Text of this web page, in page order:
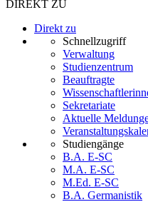
DIREKT ZU
Direkt zu
Schnellzugriff
Verwaltung
Studienzentrum
Beauftragte
Sekretariate
Aktuelle
Studiengänge
B.A. E-SC
M.A. E-SC
M.Ed. E-SC
B.A. Germanistik